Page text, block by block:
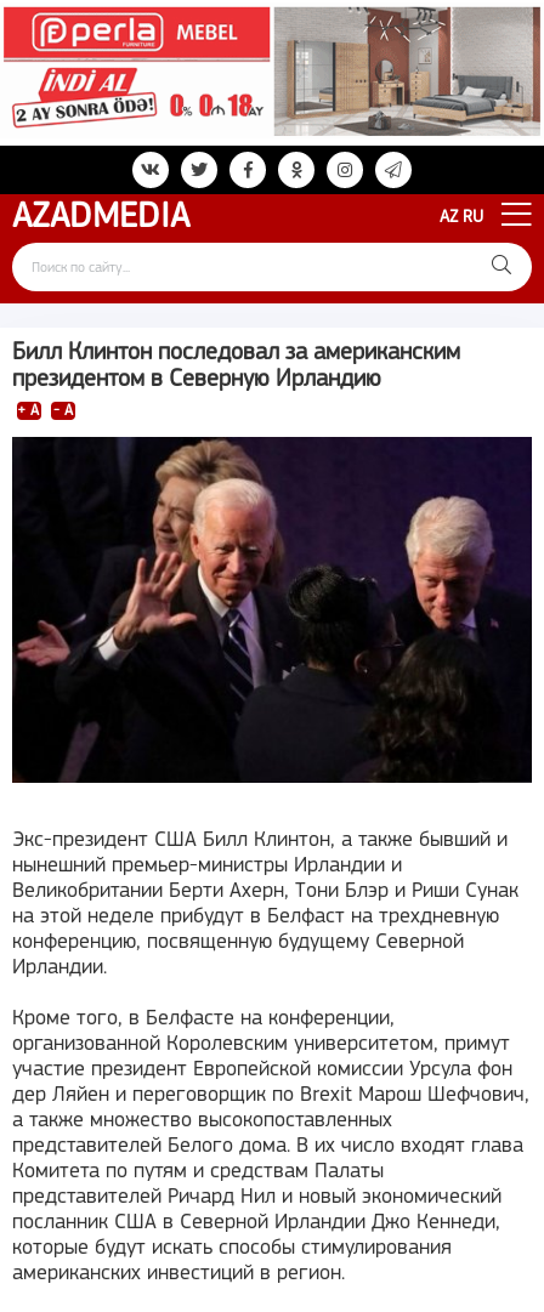
AZADMEDIA AZ RU
Билл Клинтон последовал за американским
президентом в Северную Ирландию
+ A - A
Экс-президент США Билл Клинтон, а также бывший и
нынешний премьер-министры Ирландии и
Великобритании Берти Ахерн, Тони Блэр и Риши Сунак
на этой неделе прибудут в Белфаст на трехдневную
конференцию, посвященную будущему Северной
Ирландии.
Кроме того, в Белфасте на конференции,
организованной Королевским университетом, примут
участие президент Европейской комиссии Урсула фон
дер Ляйен и переговорщик по Brexit Марош Шефчович,
а также множество высокопоставленных
представителей Белого дома. В их число входят глава
Комитета по путям и средствам Палаты
представителей Ричард Нил и новый экономический
посланник США в Северной Ирландии Джо Кеннеди,
которые будут искать способы стимулирования
американских инвестиций в регион.